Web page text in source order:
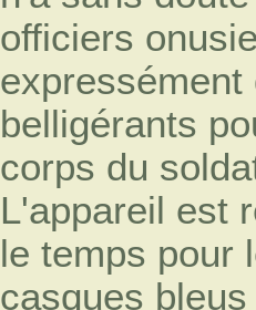
officiers
expressément
belligérants
corps du
L'appareil est
le temps pour
casques